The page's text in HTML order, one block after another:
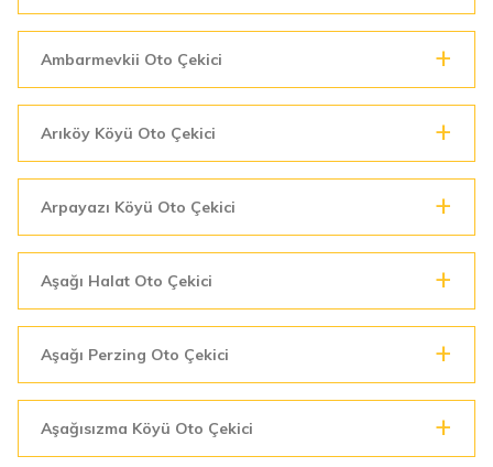
Ambarmevkii Oto Çekici
Arıköy Köyü Oto Çekici
Arpayazı Köyü Oto Çekici
Aşağı Halat Oto Çekici
Aşağı Perzing Oto Çekici
Aşağısızma Köyü Oto Çekici